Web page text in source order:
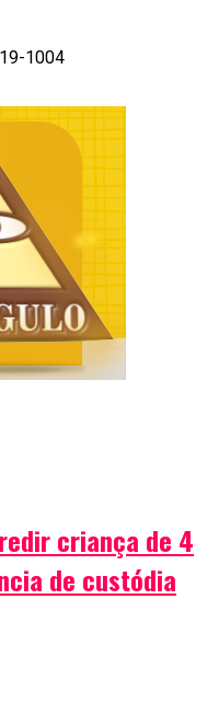
1004
criança de 4
de custódia